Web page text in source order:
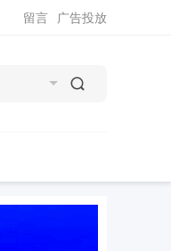
广告投放
留言